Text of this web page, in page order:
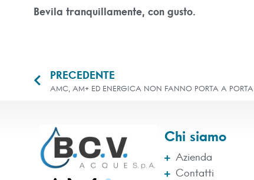
Bevila tranquillamente, con gusto.
PRECEDENTE
AMC, AM+ ED ENERGICA NON FANNO PORTA A PORTA
Chi siamo
Azienda
Contatti